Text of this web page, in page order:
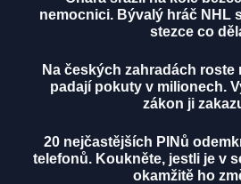
nemocnici. Bývalý hráč NHL
stezce co
Na českých zahradách roste
padají pokuty v milionech.
zákon ji
20 nejčastějších PINů
telefonů. Koukněte, jestli je v
okamžitě ho